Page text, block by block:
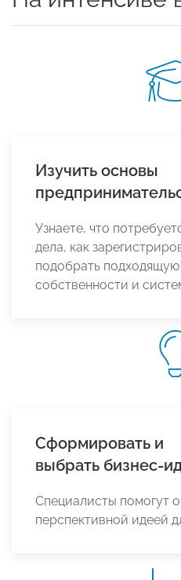
Изучить основы
Узнаете, что
дела, как
подобрать
собственности и
Сформировать и
выбрать бизнес-
Специалисты помогут
перспективной идеей